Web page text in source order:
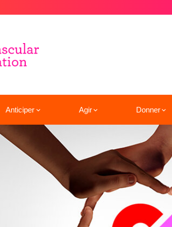
Anticiper Agir Donner